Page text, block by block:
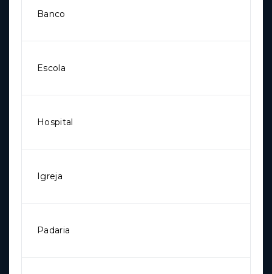
Banco
Escola
Hospital
Igreja
Padaria